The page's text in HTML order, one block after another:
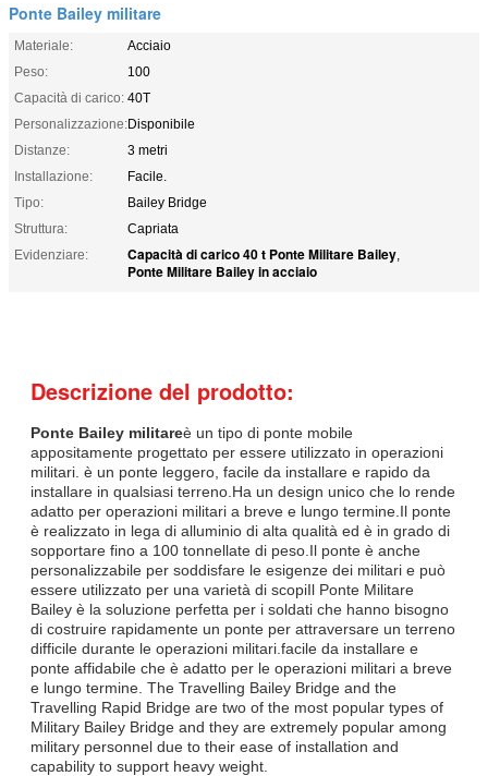
Ponte Bailey militare
Materiale:
Acciaio
Peso:
100
Capacità di carico: 40T
Personalizzazione:Disponibile
Distanze:
3 metri
Installazione:
Facile.
Tipo:
Bailey Bridge
Struttura:
Capriata
Evidenziare:
Capacità di carico 40 t Ponte Militare Bailey,
Ponte Militare Bailey in acciaio
Descrizione del prodotto:
Ponte Bailey militareè un tipo di ponte mobile
appositamente progettato per essere utilizzato in operazioni
militari. è un ponte leggero, facile da installare e rapido da
installare in qualsiasi terreno.Ha un design unico che lo rende
adatto per operazioni militari a breve e lungo termine.Il ponte
è realizzato in lega di alluminio di alta qualità ed è in grado di
sopportare fino a 100 tonnellate di peso.Il ponte è anche
personalizzabile per soddisfare le esigenze dei militari e può
essere utilizzato per una varietà di scopiIl Ponte Militare
Bailey è la soluzione perfetta per i soldati che hanno bisogno
di costruire rapidamente un ponte per attraversare un terreno
difficile durante le operazioni militari.facile da installare e
ponte affidabile che è adatto per le operazioni militari a breve
e lungo termine. The Travelling Bailey Bridge and the
Travelling Rapid Bridge are two of the most popular types of
Military Bailey Bridge and they are extremely popular among
military personnel due to their ease of installation and
capability to support heavy weight.